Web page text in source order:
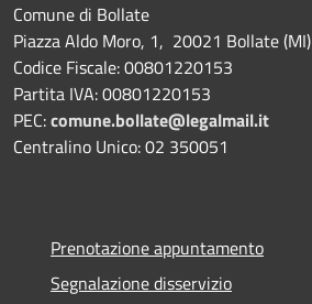
Comune di Bollate
Piazza Aldo Moro, 1, 20021 Bollate (MI)
Codice Fiscale: 00801220153
Partita IVA: 00801220153
PEC:comune.bollate@legalmail.it
Centralino Unico: 02 350051
Prenotazione appuntamento
Segnalazione disservizio